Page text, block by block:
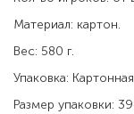
Материал: картон.
Вес: 580 г.
Упаковка:
Размер упаковки: